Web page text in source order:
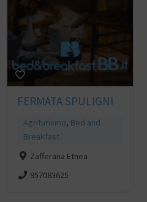
FERMATA SPULIGNI
Agriturismo, Bed and
Breakfast
Zafferana Etnea
957083625